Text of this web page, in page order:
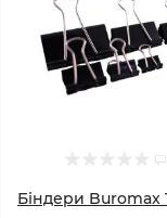
Біндери Buromax